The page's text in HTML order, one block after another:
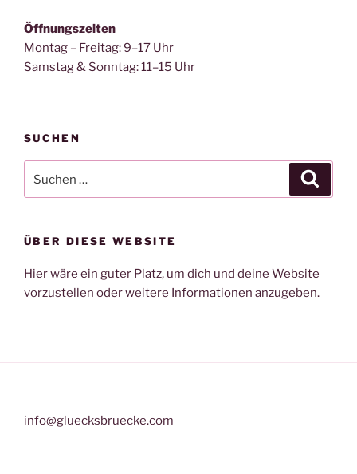
Öffnungszeiten
Montag – Freitag: 9–17 Uhr
Samstag & Sonntag: 11–15 Uhr
SUCHEN
nach:
ÜBER DIESE WEBSITE
Hier wäre ein guter Platz, um dich und deine Website
vorzustellen oder weitere Informationen anzugeben.
info@gluecksbruecke.com